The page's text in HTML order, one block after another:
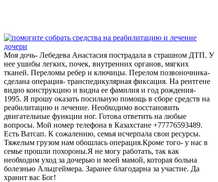
Моя дочь- Лебедева Анастасия пострадала в страшном ДТП. У
нее ушибы легких, почек, внутренних органов, мягких
тканей. Переломы ребер и ключицы. Перелом позвоночника-
сделана операция- транспедикулярная фиксация. На рентгене
видно конструкцию и видна ее фамилия и год рождения-
1995. Я прошу оказать посильную помощь в сборе средств на
реабилитацию и лечение. Необходимо восстановить
двигательные функции ног. Готова ответить на любые
вопросы. Мой номер телефона в Казахстане +77776593489.
Есть Ватсап. К сожалению, семья исчерпала свои ресурсы.
Тяжелым грузом нам обошлась операция.Кроме того- у нас в
семье прошли похороны.Я не могу работать, так как
необходим уход за дочерью и моей мамой, которая больна
болезнью Альцгеймера. Заранее благодарна за участие. Да
хранит вас Бог!